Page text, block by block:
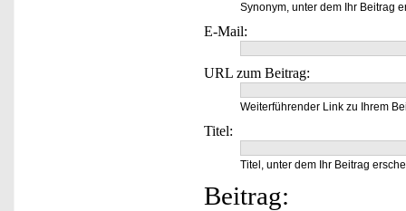
Synonym, unter dem Ihr Beitrag
E-Mail:
URL zum Beitrag:
Weiterführender Link zu Ihrem
Titel:
Titel, unter dem Ihr Beitrag
Beitrag: